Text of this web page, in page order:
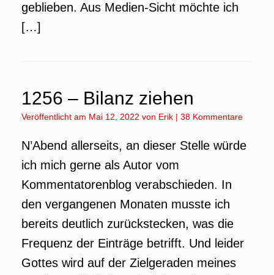
geblieben. Aus Medien-Sicht möchte ich
[…]
1256 – Bilanz ziehen
Veröffentlicht am Mai 12, 2022 von Erik | 38 Kommentare
N’Abend allerseits, an dieser Stelle würde
ich mich gerne als Autor vom
Kommentatorenblog verabschieden. In
den vergangenen Monaten musste ich
bereits deutlich zurückstecken, was die
Frequenz der Einträge betrifft. Und leider
Gottes wird auf der Zielgeraden meines